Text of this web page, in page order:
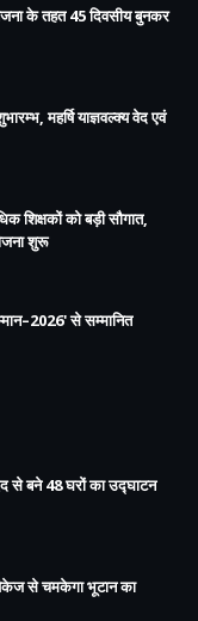
के तहत 45 दिवसीय बुनकर
महर्षि याज्ञवल्क्य वेद एवं
शिक्षकों को बड़ी सौगात,
शुरू
से सम्मानित
से बने 48 घरों का उद्घाटन
से चमकेगा भूटान का